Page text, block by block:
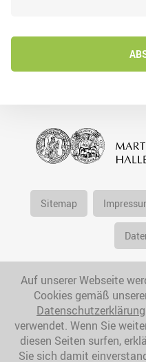
Sitemap
Auf unserer Webseite
Cookies gemäß
Datenschutzerklärung
verwendet. Wenn Sie
diesen Seiten surfen,
Sie sich damit